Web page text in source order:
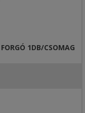
1DB/CSOMAG